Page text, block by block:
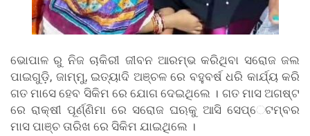
ଭୋପାଳ ରୁ ନିଜ ଚାକିରୀ ଜୀବନ ଆରମ୍ଭ କରିଥିବା ସରୋଜ ଜଲ
ପାଇଗୁଡ଼ି, ଜାମ୍ମୁ, ଇତ୍ୟାଦି ଅଞ୍ଚଳ ରେ ବହୁବର୍ଷ ଧରି କାର୍ଯ୍ୟ କରି
ଗତ ମାସେ ହେବ ସିକିମ ରେ ଯୋଗ ଦେଇଥିଲେ । ଗତ ମାସ ଅଗଷ୍ଟ
ରେ ରାକ୍ଷୀ ପୂର୍ଣ୍ଣିମା ରେ ସରୋଜ ଘଋକୁ ଆସି ସେପ୍େଟମ୍ବର
ମାସ ପାଞ୍ଚ ତାରିଖ ରେ ସିକିମ ଯାଇଥିଲେ ।